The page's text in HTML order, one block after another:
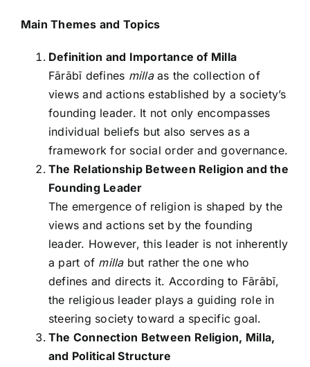
Main Themes and Topics
Definition and Importance of Milla
Fārābī defines millaas the collection of
views and actions established by a society’s
founding leader. It not only encompasses
individual beliefs but also serves as a
framework for social order and governance.
The Relationship Between Religion and the
Founding Leader
The emergence of religion is shaped by the
views and actions set by the founding
leader. However, this leader is not inherently
a part of millabut rather the one who
defines and directs it. According to Fārābī,
the religious leader plays a guiding role in
steering society toward a specific goal.
The Connection Between Religion, Milla,
and Political Structure